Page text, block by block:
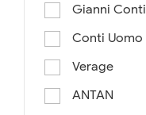
Gianni Conti
Conti Uomo
Verage
ANTAN